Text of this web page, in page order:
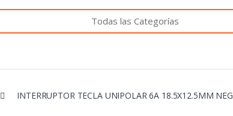
INTERRUPTOR TECLA UNIPOLAR 6A 18.5X12.5MM